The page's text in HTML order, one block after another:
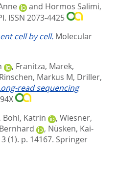
and Hormos Salimi,
ISSN 2073-4425
cell by cell. Molecular
, Franitza, Marek,
Rinschen, Markus M, Driller,
read sequencing
Bohl, Katrin , Wiesner,
, Nüsken, Kai-
(1). p. 14167. Springer